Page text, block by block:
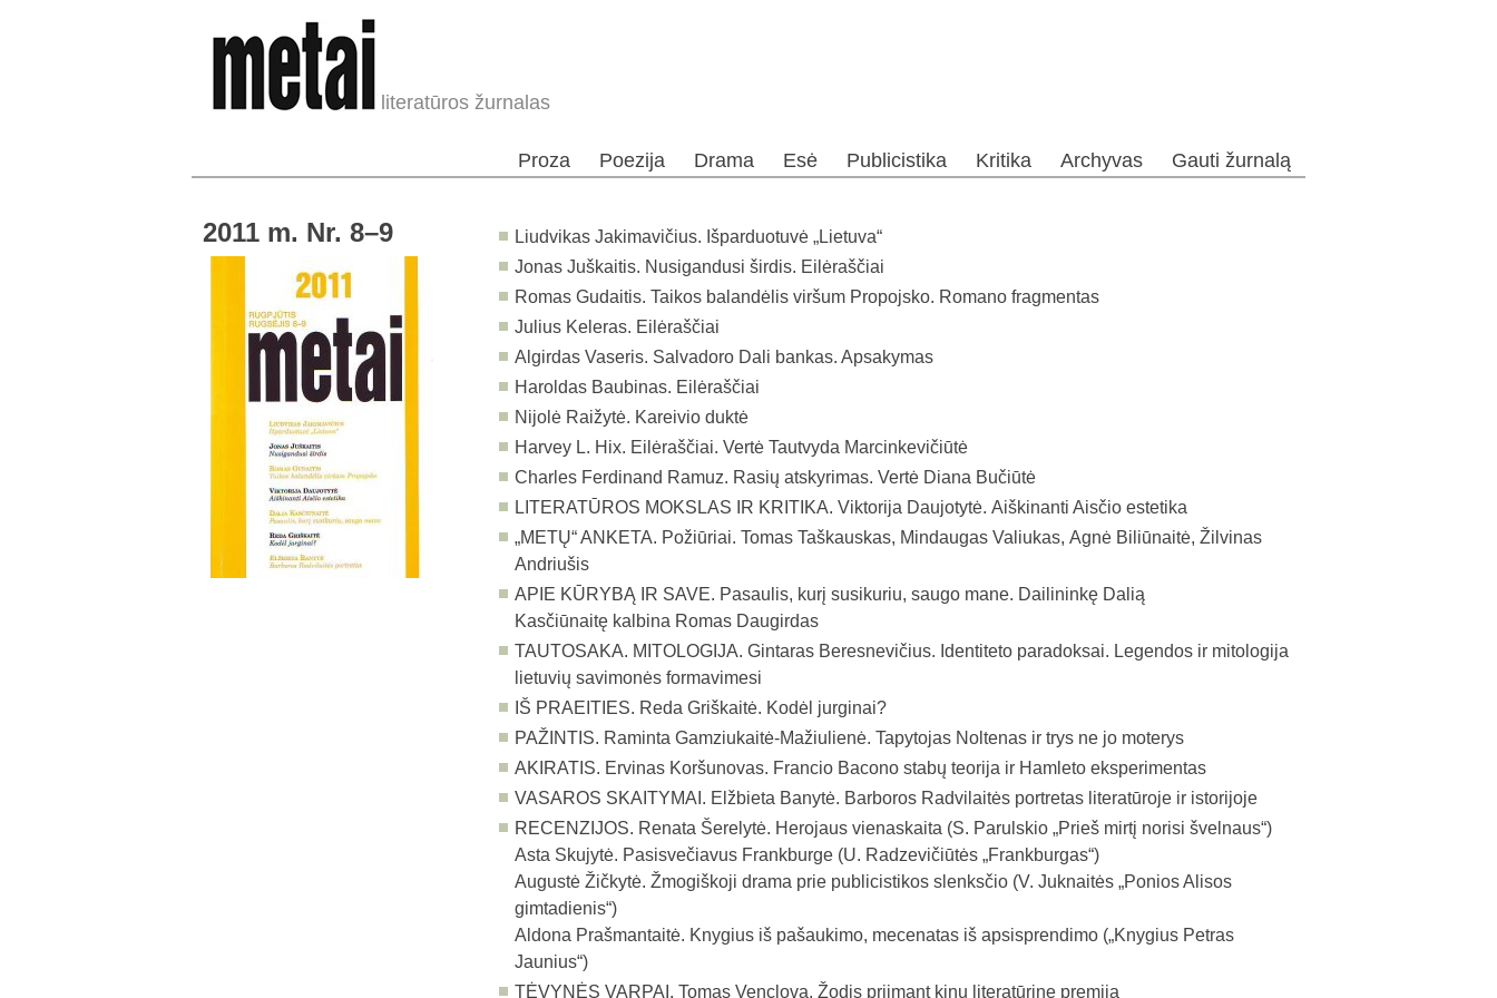
literatūros žurnalas
Proza Poezija Drama Esė Publicistika Kritika Archyvas Gauti žurnalą
2011 m. Nr. 8–9
Liudvikas Jakimavičius. Išparduotuvė „Lietuva“
Jonas Juškaitis. Nusigandusi širdis. Eilėraščiai
Romas Gudaitis. Taikos balandėlis viršum Propojsko. Romano fragmentas
Julius Keleras. Eilėraščiai
Algirdas Vaseris. Salvadoro Dali bankas. Apsakymas
Haroldas Baubinas. Eilėraščiai
Nijolė Raižytė. Kareivio duktė
Harvey L. Hix. Eilėraščiai. Vertė Tautvyda Marcinkevičiūtė
Charles Ferdinand Ramuz. Rasių atskyrimas. Vertė Diana Bučiūtė
LITERATŪROS MOKSLAS IR KRITIKA. Viktorija Daujotytė. Aiškinanti Aisčio estetika
„METŲ“ ANKETA. Požiūriai. Tomas Taškauskas, Mindaugas Valiukas, Agnė Biliūnaitė, Žilvinas
Andriušis
APIE KŪRYBĄ IR SAVE. Pasaulis, kurį susikuriu, saugo mane. Dailininkę Dalią
Kasčiūnaitę kalbina Romas Daugirdas
TAUTOSAKA. MITOLOGIJA. Gintaras Beresnevičius. Identiteto paradoksai. Legendos ir mitologija
lietuvių savimonės formavimesi
IŠ PRAEITIES. Reda Griškaitė. Kodėl jurginai?
PAŽINTIS. Raminta Gamziukaitė-Mažiulienė. Tapytojas Noltenas ir trys ne jo moterys
AKIRATIS. Ervinas Koršunovas. Francio Bacono stabų teorija ir Hamleto eksperimentas
VASAROS SKAITYMAI. Elžbieta Banytė. Barboros Radvilaitės portretas literatūroje ir istorijoje
RECENZIJOS. Renata Šerelytė. Herojaus vienaskaita (S. Parulskio „Prieš mirtį norisi švelnaus“)
Asta Skujytė. Pasisvečiavus Frankburge (U. Radzevičiūtės „Frankburgas“)
Augustė Žičkytė. Žmogiškoji drama prie publicistikos slenksčio (V. Juknaitės „Ponios Alisos
gimtadienis“)
Aldona Prašmantaitė. Knygius iš pašaukimo, mecenatas iš apsisprendimo („Knygius Petras
Jaunius“)
TĖVYNĖS VARPAI. Tomas Venclova. Žodis priimant kinų literatūrinę premiją